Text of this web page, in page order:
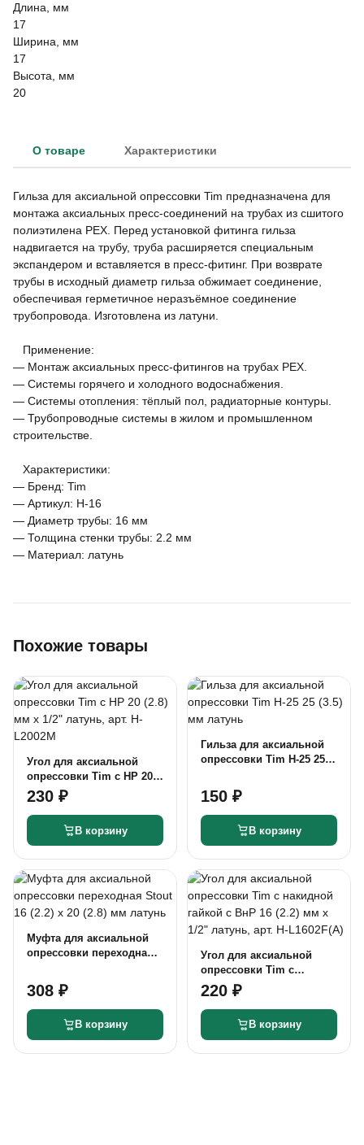
Длина, мм
17
Ширина, мм
17
Высота, мм
20
О товаре Характеристики
Гильза для аксиальной опрессовки Tim предназначена для
монтажа аксиальных пресс-соединений на трубах из сшитого
полиэтилена PEX. Перед установкой фитинга гильза
надвигается на трубу, труба расширяется специальным
экспандером и вставляется в пресс-фитинг. При возврате
трубы в исходный диаметр гильза обжимает соединение,
обеспечивая герметичное неразъёмное соединение
трубопровода. Изготовлена из латуни.
Применение:
— Монтаж аксиальных пресс-фитингов на трубах PEX.
— Системы горячего и холодного водоснабжения.
— Системы отопления: тёплый пол, радиаторные контуры.
— Трубопроводные системы в жилом и промышленном
строительстве.
Характеристики:
— Бренд: Tim
— Артикул: H-16
— Диаметр трубы: 16 мм
— Толщина стенки трубы: 2.2 мм
— Материал: латунь
Похожие товары
Угол для аксиальной
опрессовки Tim c НР 20
(2.8) мм х 1/2" латунь,
арт. H-L2002M
230 ₽
В корзину
Гильза для аксиальной
опрессовки Tim H-25 25
150 ₽
В корзину
Муфта для аксиальной
опрессовки переходная
латунь
308 ₽
В корзину
Угол для аксиальной
опрессовки Tim с
накидной гайкой c ВнР 16
(2.2) мм х 1/2" латунь,
арт. H-L1602F(A)
220 ₽
В корзину